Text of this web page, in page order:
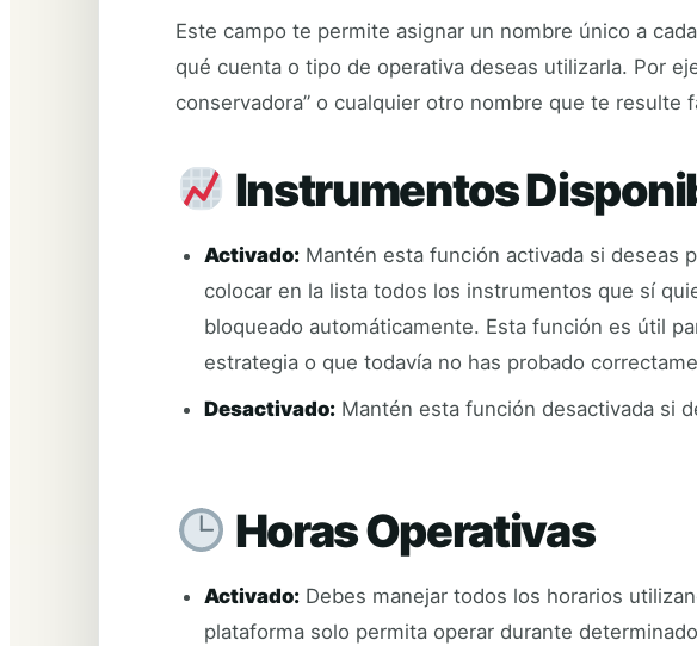
Este campo te permite asignar un nombre único a
qué cuenta o tipo de operativa deseas utilizarla. Por
conservadora” o cualquier otro nombre que te resulte
Instrumentos
Activado: Mantén esta función activada si deseas
colocar en la lista todos los instrumentos que sí
bloqueado automáticamente. Esta función es útil
estrategia o que todavía no has probado
Desactivado: Mantén esta función desactivada si
Horas Operativas
Activado: Debes manejar todos los horarios
plataforma solo permita operar durante